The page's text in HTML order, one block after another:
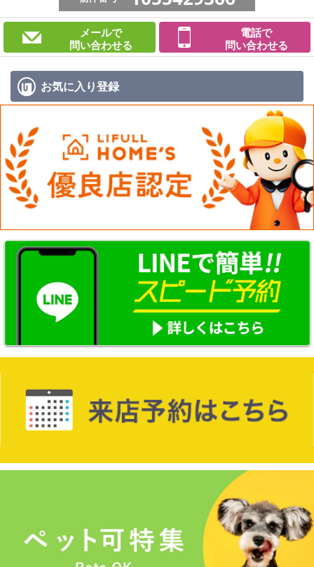
メールで
問い合わせる
電話で
問い合わせる
お気に入り登録